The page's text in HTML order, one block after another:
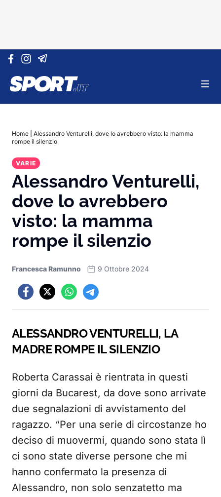
Vai al contenuto
Home
Alessandro Venturelli, dove lo avrebbero visto: la mamma
rompe il silenzio
VARIE
Alessandro Venturelli,
dove lo avrebbero
visto: la mamma
rompe il silenzio
Francesca Ramunno 9 Ottobre 2024
ALESSANDRO VENTURELLI, LA
MADRE ROMPE IL SILENZIO
Roberta Carassai è rientrata in questi
giorni da Bucarest, da dove sono arrivate
due segnalazioni di avvistamento del
ragazzo. “Per una serie di circostanze ho
deciso di muovermi, quando sono stata lì
ci sono state diverse persone che mi
hanno confermato la presenza di
Alessandro, non solo senzatetto ma